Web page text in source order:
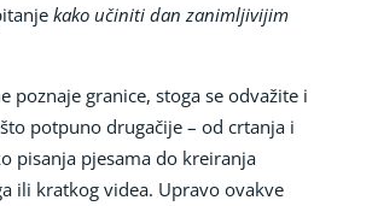
kako učiniti dan zanimljivijim
poznaje granice, stoga se odvažite i
potpuno drugačije – od crtanja i
pisanja pjesama do kreiranja
ili kratkog videa. Upravo ovakve